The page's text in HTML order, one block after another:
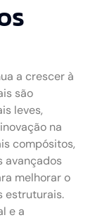
a crescer à
são
leves,
na
compósitos,
avançados
melhorar o
estruturais.
e a